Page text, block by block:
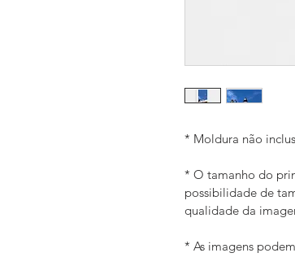
* Moldura não
* O tamanho do
possibilidade de
qualidade da
* As imagens